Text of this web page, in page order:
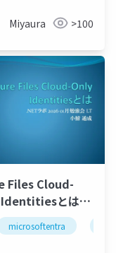
Miyaura >100
kerberos
Files Cloud-
とは
編)
microsoftentra